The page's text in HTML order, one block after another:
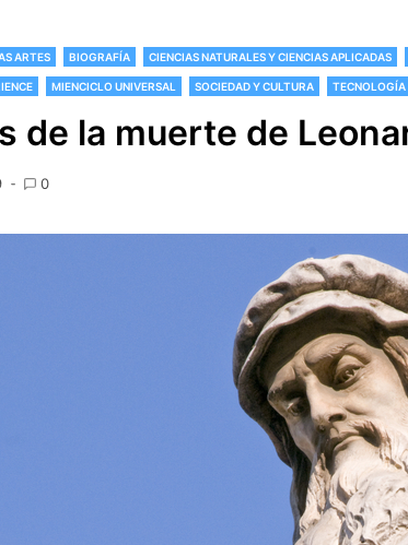
ARTES BIOGRAFÍA CIENCIAS NATURALES Y CIENCIAS APLICADAS
MIENCICLO UNIVERSAL SOCIEDAD Y CULTURA TECNOLOGÍA
de la muerte de
0